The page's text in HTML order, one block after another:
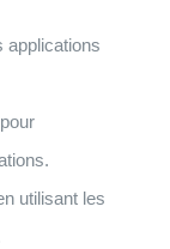
applications
utilisant les